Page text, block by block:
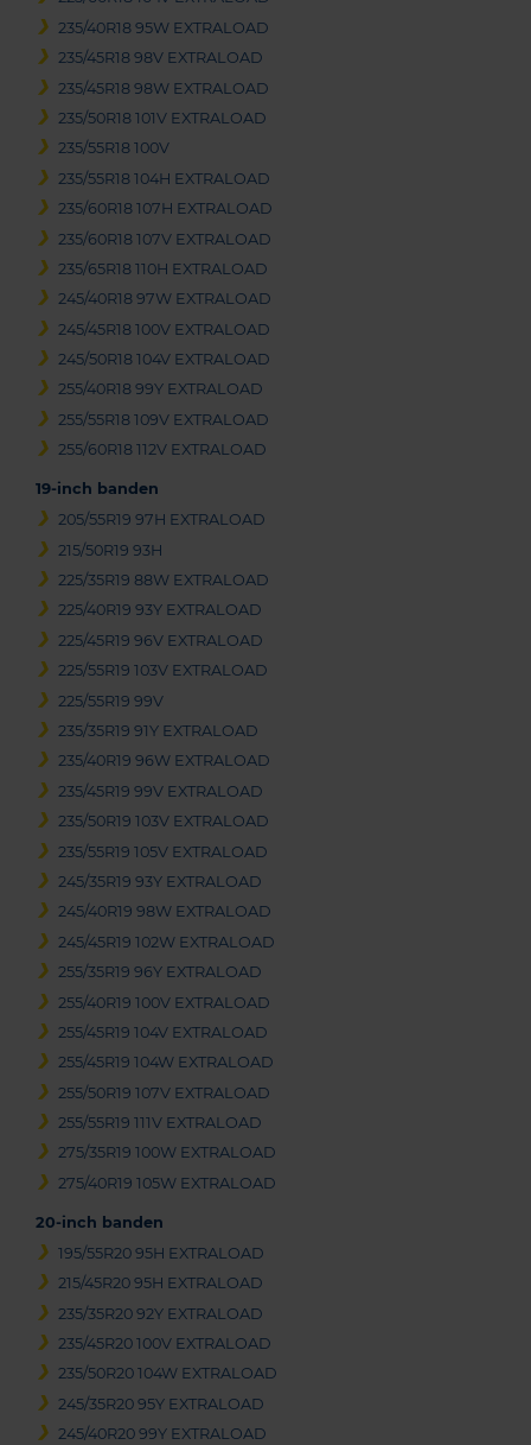
235/40R18 95W EXTRALOAD
235/45R18 98V EXTRALOAD
235/45R18 98W EXTRALOAD
235/50R18 101V EXTRALOAD
235/55R18 100V
235/55R18 104H EXTRALOAD
235/60R18 107H EXTRALOAD
235/60R18 107V EXTRALOAD
235/65R18 110H EXTRALOAD
245/40R18 97W EXTRALOAD
245/45R18 100V EXTRALOAD
245/50R18 104V EXTRALOAD
255/40R18 99Y EXTRALOAD
255/55R18 109V EXTRALOAD
255/60R18 112V EXTRALOAD
19-inch banden
205/55R19 97H EXTRALOAD
215/50R19 93H
225/35R19 88W EXTRALOAD
225/40R19 93Y EXTRALOAD
225/45R19 96V EXTRALOAD
225/55R19 103V EXTRALOAD
225/55R19 99V
235/35R19 91Y EXTRALOAD
235/40R19 96W EXTRALOAD
235/45R19 99V EXTRALOAD
235/50R19 103V EXTRALOAD
235/55R19 105V EXTRALOAD
245/35R19 93Y EXTRALOAD
245/40R19 98W EXTRALOAD
245/45R19 102W EXTRALOAD
255/35R19 96Y EXTRALOAD
255/40R19 100V EXTRALOAD
255/45R19 104V EXTRALOAD
255/45R19 104W EXTRALOAD
255/50R19 107V EXTRALOAD
255/55R19 111V EXTRALOAD
275/35R19 100W EXTRALOAD
275/40R19 105W EXTRALOAD
20-inch banden
195/55R20 95H EXTRALOAD
215/45R20 95H EXTRALOAD
235/35R20 92Y EXTRALOAD
235/45R20 100V EXTRALOAD
235/50R20 104W EXTRALOAD
245/35R20 95Y EXTRALOAD
245/40R20 99Y EXTRALOAD